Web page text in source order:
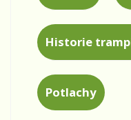
Historie
Potlachy